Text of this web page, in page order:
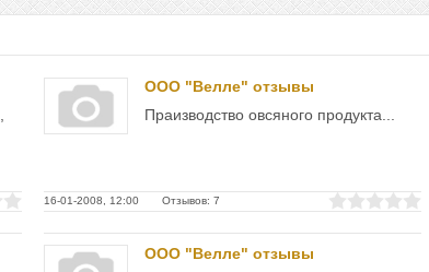
ООО "Велле" отзывы
Праизводство овсяного продукта...
16-01-2008, 12:00 Отзывов: 7
ООО "Велле" отзывы